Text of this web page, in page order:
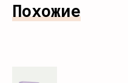
Похожие